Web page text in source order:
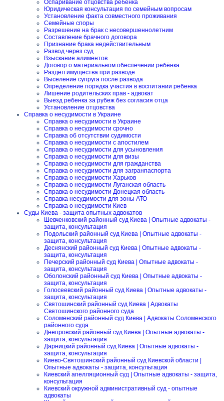
Оспаривание отцовства ребенка
Юридическая консультация по семейным вопросам
Установление факта совместного проживания
Семейные споры
Разрешение на брак с несовершеннолетним
Составление брачного договора
Признание брака недействительным
Развод через суд
Взыскание алиментов
Договор о материальном обеспечении ребёнка
Раздел имущества при разводе
Выселение супруга после развода
Определение порядка участия в воспитании ребенка
Лишение родительских прав - адвокат
Выезд ребенка за рубеж без согласия отца
Установление отцовства
Справка о несудимости в Украине
Справка о несудимости в Украине
Справка о несудимости срочно
Справка об отсутствии судимости
Справка о несудимости с апостилем
Справка о несудимости для усыновления
Справка о несудимости для визы
Справка о несудимости для гражданства
Справка о несудимости для загранпаспорта
Справка о несудимости Харьков
Справка о несудимости Луганская область
Справка о несудимости Донецкая область
Справка несудимости для зоны АТО
Справка о несудимости Киев
Суды Киева - защита опытных адвокатов
Шевченковский районный суд Киева | Опытные адвокаты -
защита, консультация
Подольский районный суд Киева | Опытные адвокаты -
защита, консультация
Деснянский районный суд Киева | Опытные адвокаты -
защита, консультация
Печерский районный суд Киева | Опытные адвокаты -
защита, консультация
Оболонский районный суд Киева | Опытные адвокаты -
защита, консультация
Голосеевский районный суд Киева | Опытные адвокаты -
защита, консультация
Святошинский районный суд Киева | Адвокаты
Святошинского районного суда
Соломенский районный суд Киева | Адвокаты Соломенского
районного суда
Днепровский районный суд Киева | Опытные адвокаты -
защита, консультация
Дарницкий районный суд Киева | Опытные адвокаты -
защита, консультация
Киево-Святошинский районный суд Киевской области |
Опытные адвокаты - защита, консультация
Киевский апелляционный суд | Опытные адвокаты - защита,
консультация
Киевский окружной административный суд - опытные
адвокаты